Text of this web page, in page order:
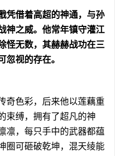
凭借着高超的神通，与孙
神之威。他常年镇守灌江
怪无数，其赫赫战功在三
忽视的存在。
奇色彩，后来他以莲藕重
束缚，拥有了超凡的神
凛，每只手中的武器都蕴
圈可砸破乾坤，混天绫能